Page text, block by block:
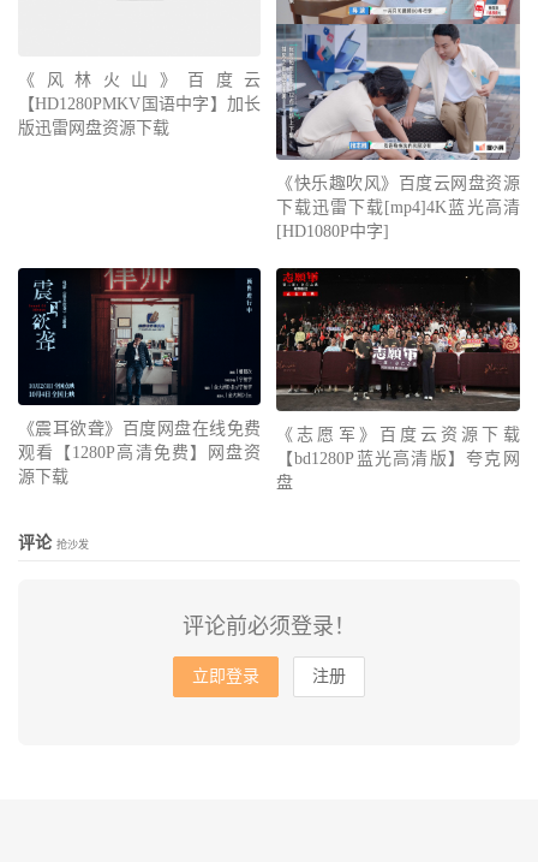
《风林火山》百度云
【HD1280PMKV国语中字】加长
版迅雷网盘资源下载
《快乐趣吹风》百度云网盘资源
下载迅雷下载[mp4]4K蓝光高清
[HD1080P中字]
《震耳欲聋》百度网盘在线免费
观看【1280P高清免费】网盘资
源下载
《志愿军》百度云资源下载
【bd1280P蓝光高清版】夸克网
盘
评论 抢沙发
评论前必须登录！
立即登录 注册